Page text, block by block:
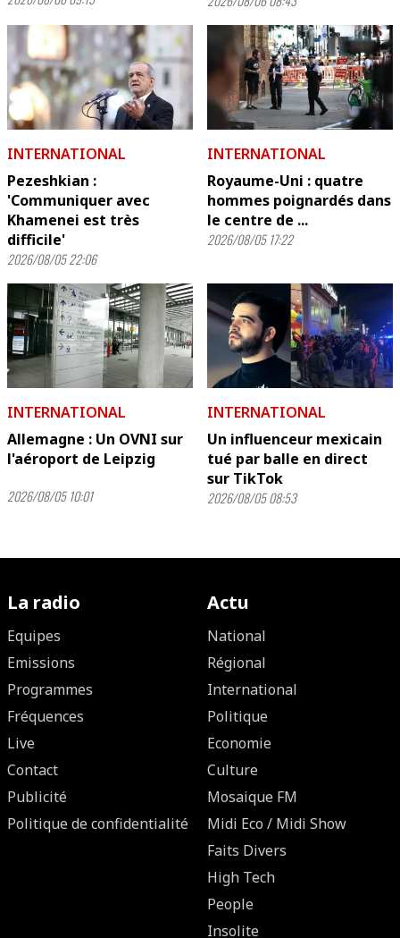
INTERNATIONAL
Pezeshkian :
'Communiquer avec
Khamenei est très
difficile'
2026/08/05 22:06
INTERNATIONAL
Royaume-Uni : quatre
hommes poignardés dans
le centre de ...
2026/08/05 17:22
INTERNATIONAL
Allemagne : Un OVNI sur
l'aéroport de Leipzig
2026/08/05 10:01
INTERNATIONAL
Un influenceur mexicain
tué par balle en direct
sur TikTok
2026/08/05 08:53
La radio
Equipes
Emissions
Programmes
Fréquences
Live
Contact
Publicité
Politique de confidentialité
Actu
National
Régional
International
Politique
Economie
Culture
Mosaique FM
Midi Eco / Midi Show
Faits Divers
High Tech
People
Insolite